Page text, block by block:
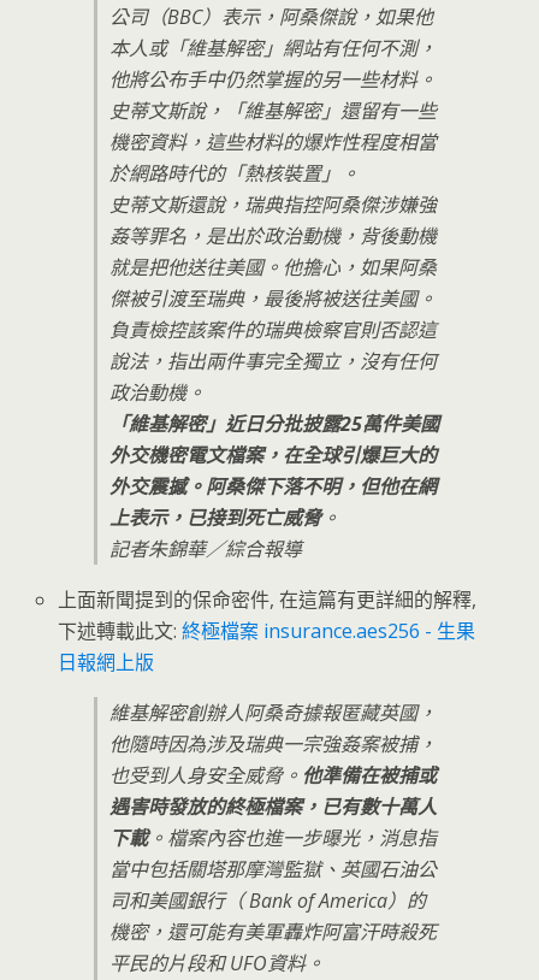
公司（BBC）表示，阿桑傑說，如果他
本人或「維基解密」網站有任何不測，
他將公布手中仍然掌握的另一些材料。
史蒂文斯說，「維基解密」還留有一些
機密資料，這些材料的爆炸性程度相當
於網路時代的「熱核裝置」。
史蒂文斯還說，瑞典指控阿桑傑涉嫌強
姦等罪名，是出於政治動機，背後動機
就是把他送往美國。他擔心，如果阿桑
傑被引渡至瑞典，最後將被送往美國。
負責檢控該案件的瑞典檢察官則否認這
說法，指出兩件事完全獨立，沒有任何
政治動機。
「維基解密」近日分批披露25萬件美國
外交機密電文檔案，在全球引爆巨大的
外交震撼。阿桑傑下落不明，但他在網
上表示，已接到死亡威脅。
記者朱錦華／綜合報導
上面新聞提到的保命密件, 在這篇有更詳細的解釋,
下述轉載此文:終極檔案 insurance.aes256 - 生果
日報網上版
維基解密創辦人阿桑奇據報匿藏英國，
他隨時因為涉及瑞典一宗強姦案被捕，
也受到人身安全威脅。 他準備在被捕或
遇害時發放的終極檔案，已有數十萬人
下載。檔案內容也進一步曝光，消息指
當中包括關塔那摩灣監獄、英國石油公
司和美國銀行（ Bank of America）的
機密，還可能有美軍轟炸阿富汗時殺死
平民的片段和 UFO資料。